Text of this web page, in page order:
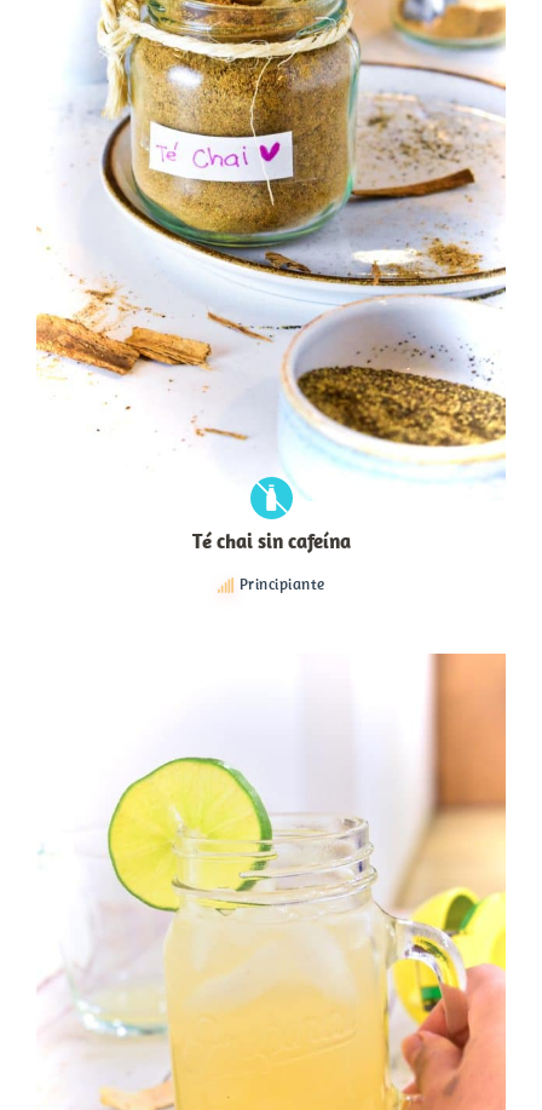
Té chai sin cafeína
Principiante